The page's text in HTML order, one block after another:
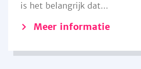
is het belangrijk dat...
Meer informatie